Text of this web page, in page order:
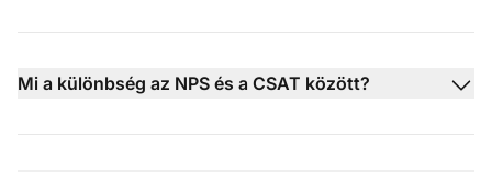
Mi a különbség az NPS és a CSAT között?